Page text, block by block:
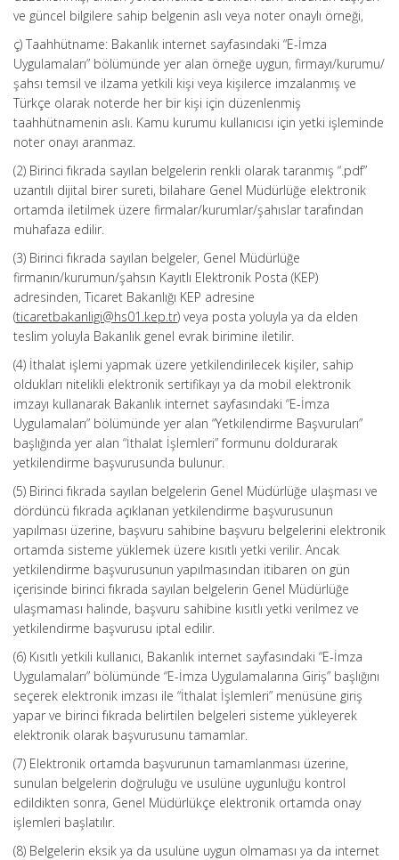
ve güncel bilgilere sahip belgenin aslı veya noter onaylı örneği,
ç) Taahhütname: Bakanlık internet sayfasındaki “E-İmza
Uygulamaları” bölümünde yer alan örneğe uygun, firmayı/kurumu/
şahsı temsil ve ilzama yetkili kişi veya kişilerce imzalanmış ve
Türkçe olarak noterde her bir kişi için düzenlenmiş
taahhütnamenin aslı. Kamu kurumu kullanıcısı için yetki işleminde
noter onayı aranmaz.
(2) Birinci fıkrada sayılan belgelerin renkli olarak taranmış “.pdf”
uzantılı dijital birer sureti, bilahare Genel Müdürlüğe elektronik
ortamda iletilmek üzere firmalar/kurumlar/şahıslar tarafından
muhafaza edilir.
(3) Birinci fıkrada sayılan belgeler, Genel Müdürlüğe
firmanın/kurumun/şahsın Kayıtlı Elektronik Posta (KEP)
adresinden, Ticaret Bakanlığı KEP adresine
(ticaretbakanligi@hs01.kep.tr) veya posta yoluyla ya da elden
teslim yoluyla Bakanlık genel evrak birimine iletilir.
(4) İthalat işlemi yapmak üzere yetkilendirilecek kişiler, sahip
oldukları nitelikli elektronik sertifikayı ya da mobil elektronik
imzayı kullanarak Bakanlık internet sayfasındaki “E-İmza
Uygulamaları” bölümünde yer alan “Yetkilendirme Başvuruları”
başlığında yer alan “İthalat İşlemleri” formunu doldurarak
yetkilendirme başvurusunda bulunur.
(5) Birinci fıkrada sayılan belgelerin Genel Müdürlüğe ulaşması ve
dördüncü fıkrada açıklanan yetkilendirme başvurusunun
yapılması üzerine, başvuru sahibine başvuru belgelerini elektronik
ortamda sisteme yüklemek üzere kısıtlı yetki verilir. Ancak
yetkilendirme başvurusunun yapılmasından itibaren on gün
içerisinde birinci fıkrada sayılan belgelerin Genel Müdürlüğe
ulaşmaması halinde, başvuru sahibine kısıtlı yetki verilmez ve
yetkilendirme başvurusu iptal edilir.
(6) Kısıtlı yetkili kullanıcı, Bakanlık internet sayfasındaki “E-İmza
Uygulamaları” bölümünde “E-İmza Uygulamalarına Giriş” başlığını
seçerek elektronik imzası ile “İthalat İşlemleri” menüsüne giriş
yapar ve birinci fıkrada belirtilen belgeleri sisteme yükleyerek
elektronik olarak başvurusunu tamamlar.
(7) Elektronik ortamda başvurunun tamamlanması üzerine,
sunulan belgelerin doğruluğu ve usulüne uygunluğu kontrol
edildikten sonra, Genel Müdürlükçe elektronik ortamda onay
işlemleri başlatılır.
(8) Belgelerin eksik ya da usulüne uygun olmaması ya da internet